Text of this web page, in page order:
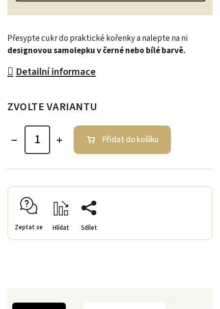
Přesypte cukr do praktické kořenky a nalepte na ni
designovou samolepku v černé nebo bílé barvě.
Detailní informace
ZVOLTE VARIANTU
Přidat do košíku
Zeptat se Hlídat Sdílet